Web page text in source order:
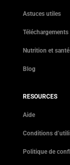
Astuces utiles
Téléchargements
Nutrition et santé
Blog
RESOURCES
Aide
Conditions
Politique de